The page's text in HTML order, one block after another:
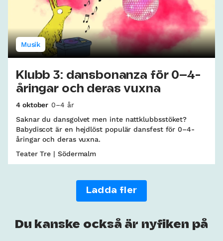
Musik
Klubb 3: dansbonanza för 0–4-
åringar och deras vuxna
4 oktober 0–4 år
Saknar du dansgolvet men inte nattklubbsstöket?
Babydiscot är en hejdlöst populär dansfest för 0–4-
åringar och deras vuxna.
Teater Tre | Södermalm
Ladda fler
Du kanske också är nyfiken på